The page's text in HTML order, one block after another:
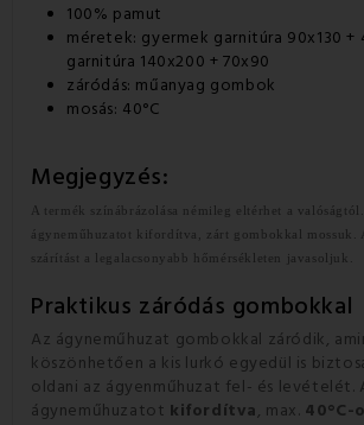
100% pamut
méretek: gyermek garnitúra 90x130 +
garnitúra 140x200 + 70x90
záródás: műanyag gombok
mosás: 40°C
Megjegyzés:
A termék színábrázolása némileg eltérhet a
ágyneműhuzatot kifordítva, zárt gombokkal mossuk.
szárítást a legalacsonyabb hőmérsékleten javasoljuk.
Praktikus záródás gombokkal
Az ágyneműhuzat gombokkal záródik,
köszönhetően a kis lurkó egyedül is
oldani az ágyenműhuzat fel- és levételét.
ágyneműhuzatot kifordítva, max. 40°C-